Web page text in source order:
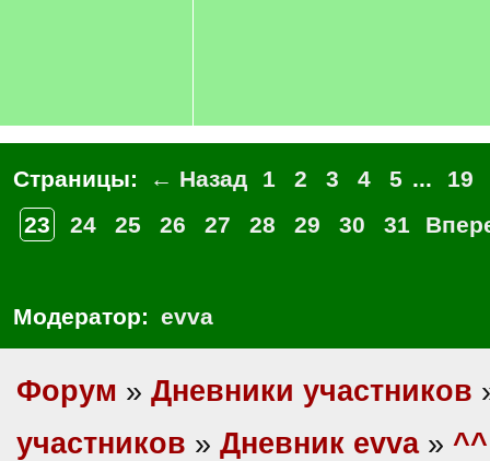
Страницы: ← Назад 1 2 3 4 5 ...
19
23
24 25 26 27 28 29 30 31
Модератор: evva
Форум » Дневники участников
участников » Дневник evva»